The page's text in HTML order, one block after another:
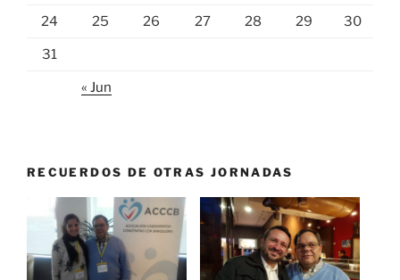
24 25 26 27 28 29 30
31
« Jun
RECUERDOS DE OTRAS JORNADAS